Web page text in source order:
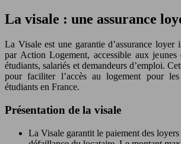
La visale : une assurance
La Visale est une garantie d’assurance loyer
par Action Logement, accessible aux
étudiants, salariés et demandeurs d’emploi.
pour faciliter l’accès au logement pour
étudiants en France.
Présentation de la visale
La Visale garantit le paiement des loyers